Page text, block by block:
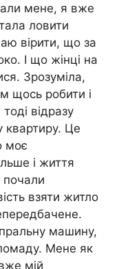
мене, я вже
ловити
вірити, що за
І що жінці на
Зрозуміла,
щось робити і
відразу
квартиру. Це
моє
і життя
взяти житло
машину,
Мене як
мій